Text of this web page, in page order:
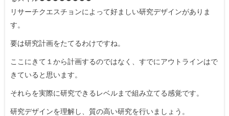
リサーチクエスチョンによって好ましい研究デザインがありま
す。
要は研究計画をたてるわけですね。
ここにきて１から計画するのではなく、すでにアウトラインはで
きていると思います。
それらを実際に研究できるレベルまで組み立てる感覚です。
研究デザインを理解し、質の高い研究を行いましょう。